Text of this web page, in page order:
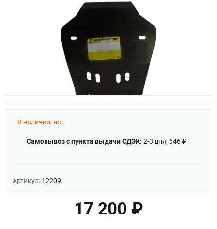
В наличии: нет
Самовывоз с пункта выдачи СДЭК: 2-3 дня, 646 ₽
Артикул: 12209
17 200 ₽